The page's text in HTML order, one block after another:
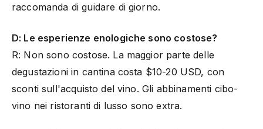
raccomanda di guidare di giorno.
D: Le esperienze enologiche sono costose?
R: Non sono costose. La maggior parte delle
degustazioni in cantina costa $10-20 USD, con
sconti sull'acquisto del vino. Gli abbinamenti cibo-
vino nei ristoranti di lusso sono extra.